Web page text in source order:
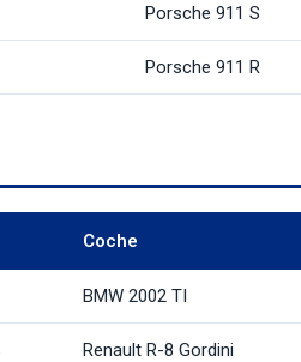
Porsche 911 S
Porsche 911 R
Coche
BMW 2002 TI
Renault R-8 Gordini